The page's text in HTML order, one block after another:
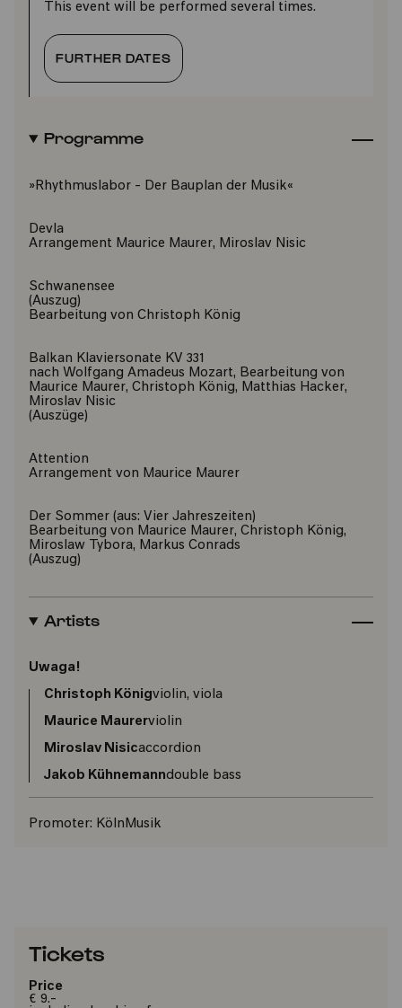
This event will be performed several times.
FURTHER DATES
Programme
»Rhythmuslabor - Der Bauplan der Musik«
Devla
Arrangement Maurice Maurer, Miroslav Nisic
Schwanensee
(Auszug)
Bearbeitung von Christoph König
Balkan Klaviersonate KV 331
nach Wolfgang Amadeus Mozart, Bearbeitung von
Maurice Maurer, Christoph König, Matthias Hacker,
Miroslav Nisic
(Auszüge)
Attention
Arrangement von Maurice Maurer
Der Sommer (aus: Vier Jahreszeiten)
Bearbeitung von Maurice Maurer, Christoph König,
Miroslaw Tybora, Markus Conrads
(Auszug)
Artists
Uwaga!
Christoph Königviolin, viola
Maurice Maurerviolin
Miroslav Nisicaccordion
Jakob Kühnemanndouble bass
Promoter: KölnMusik
Tickets
Price
€ 9.-